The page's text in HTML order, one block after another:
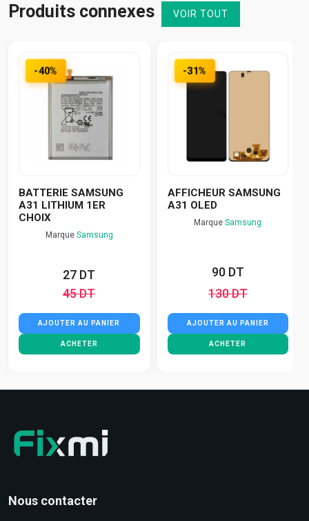
Produits connexes VOIR TOUT
-40%
BATTERIE SAMSUNG
A31 LITHIUM 1ER
CHOIX
Marque Samsung
27 DT
45 DT
AJOUTER AU PANIER
ACHETER
-31%
AFFICHEUR SAMSUNG
A31 OLED
MarqueSamsung
90 DT
130 DT
AJOUTER AU PANIER
ACHETER
Nous contacter